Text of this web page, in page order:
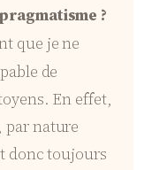
?
que je ne
de
En effet,
par nature
donc toujours